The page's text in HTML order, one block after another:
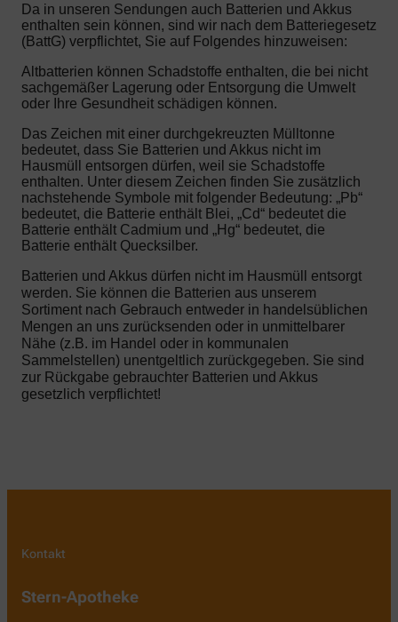
Da in unseren Sendungen auch Batterien und Akkus
enthalten sein können, sind wir nach dem Batteriegesetz
(BattG) verpflichtet, Sie auf Folgendes hinzuweisen:
Altbatterien können Schadstoffe enthalten, die bei nicht
sachgemäßer Lagerung oder Entsorgung die Umwelt
oder Ihre Gesundheit schädigen können.
Das Zeichen mit einer durchgekreuzten Mülltonne
bedeutet, dass Sie Batterien und Akkus nicht im
Hausmüll entsorgen dürfen, weil sie Schadstoffe
enthalten. Unter diesem Zeichen finden Sie zusätzlich
nachstehende Symbole mit folgender Bedeutung: „Pb“
bedeutet, die Batterie enthält Blei, „Cd“ bedeutet die
Batterie enthält Cadmium und „Hg“ bedeutet, die
Batterie enthält Quecksilber.
Batterien und Akkus dürfen nicht im Hausmüll entsorgt
werden. Sie können die Batterien aus unserem
Sortiment nach Gebrauch entweder in handelsüblichen
Mengen an uns zurücksenden oder in unmittelbarer
Nähe (z.B. im Handel oder in kommunalen
Sammelstellen) unentgeltlich zurückgegeben. Sie sind
zur Rückgabe gebrauchter Batterien und Akkus
gesetzlich verpflichtet!
Kontakt
Stern-Apotheke